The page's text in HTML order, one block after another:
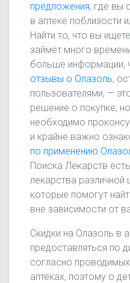
предложения, где вы
в аптеке поблизости
Найти то, что вы
займёт много
больше информации,
отзывы о Олазоль,
пользователями, —
решение о покупке,
необходимо
и крайне важно
по применению
Поиска Лекарств
лекарства различной
которые помогут
вне зависимости от
Скидки на Олазоль в
предоставляться по
согласно
аптеках, поэтому о